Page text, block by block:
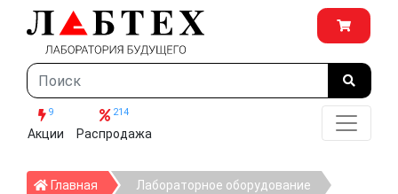
9
Акции
214
Распродажа
Главная ГлавнаяЛабораторное оборудование